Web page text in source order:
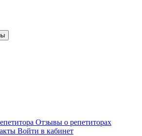
Отзывы о репетиторах
Войти в кабинет